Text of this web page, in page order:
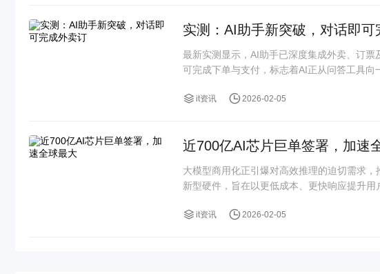
实测：AI助手新突破，对话即可
最新实测显示，AI助手已深度集成外卖、订
可完成下单与支付，标志着AI正从问答工具向
it资讯 2026-02-05
近700亿AI芯片巨单签署，加速
大模型商用化正引爆对高效推理的迫切需求
新型硬件，旨在以更低成本、更快响应提升用
it资讯 2026-02-05